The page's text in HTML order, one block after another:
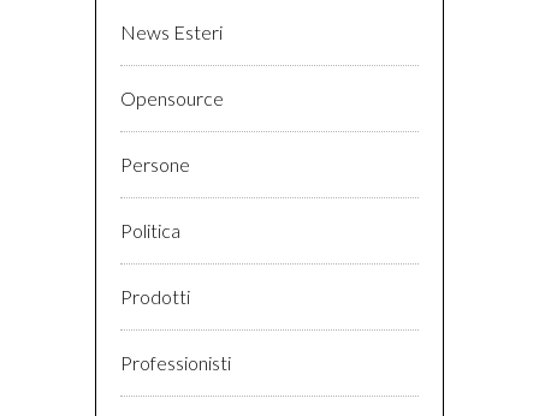
News Esteri
Opensource
Persone
Politica
Prodotti
Professionisti